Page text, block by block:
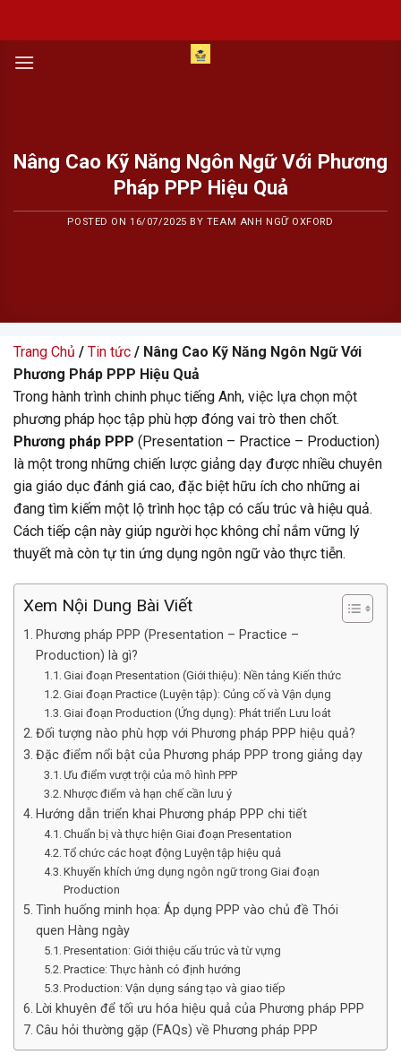
content
Nâng Cao Kỹ Năng Ngôn Ngữ Với Phương
Pháp PPP Hiệu Quả
POSTED ON16/07/2025 BY TEAM ANH NGỮ OXFORD
Trang Chủ / Tin tức / Nâng Cao Kỹ Năng Ngôn Ngữ Với
Phương Pháp PPP Hiệu Quả
Trong hành trình chinh phục tiếng Anh, việc lựa chọn một
phương pháp học tập phù hợp đóng vai trò then chốt.
Phương pháp PPP (Presentation – Practice – Production)
là một trong những chiến lược giảng dạy được nhiều chuyên
gia giáo dục đánh giá cao, đặc biệt hữu ích cho những ai
đang tìm kiếm một lộ trình học tập có cấu trúc và hiệu quả.
Cách tiếp cận này giúp người học không chỉ nắm vững lý
thuyết mà còn tự tin ứng dụng ngôn ngữ vào thực tiễn.
Xem Nội Dung Bài Viết
Phương pháp PPP (Presentation – Practice –
Production) là gì?
Giai đoạn Presentation (Giới thiệu): Nền tảng Kiến thức
Giai đoạn Practice (Luyện tập): Củng cố và Vận dụng
Giai đoạn Production (Ứng dụng): Phát triển Lưu loát
Đối tượng nào phù hợp với Phương pháp PPP hiệu quả?
Đặc điểm nổi bật của Phương pháp PPP trong giảng dạy
Ưu điểm vượt trội của mô hình PPP
Nhược điểm và hạn chế cần lưu ý
Hướng dẫn triển khai Phương pháp PPP chi tiết
Chuẩn bị và thực hiện Giai đoạn Presentation
Tổ chức các hoạt động Luyện tập hiệu quả
Khuyến khích ứng dụng ngôn ngữ trong Giai đoạn
Production
Tình huống minh họa: Áp dụng PPP vào chủ đề Thói
quen Hàng ngày
Presentation: Giới thiệu cấu trúc và từ vựng
Practice: Thực hành có định hướng
Production: Vận dụng sáng tạo và giao tiếp
Lời khuyên để tối ưu hóa hiệu quả của Phương pháp PPP
Câu hỏi thường gặp (FAQs) về Phương pháp PPP